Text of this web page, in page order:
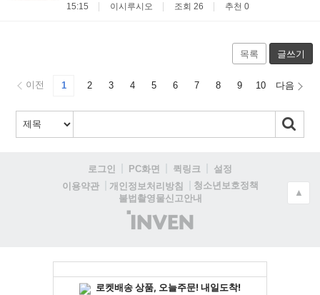
15:15
이시루시오 조회 26 추천 0
목록 글쓰기
이전 1 2 3 4 5 6 7 8 9 10 다음
로그인 PC화면 퀵링크
설정
이용약관
개인정보처리방침
청소년보호정책
불법촬영물신고안내
(주)
인
▲